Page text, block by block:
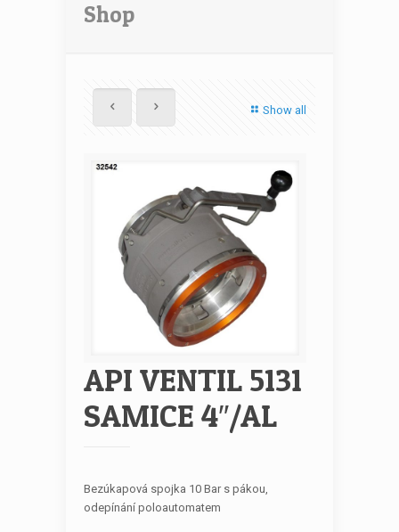
Shop
Show all
API VENTIL 5131
SAMICE 4″/AL
Bezúkapová spojka 10 Bar s pákou,
odepínání poloautomatem